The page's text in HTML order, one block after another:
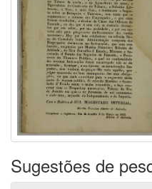
Sugestões de